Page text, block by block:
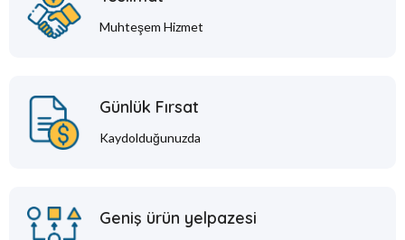
Muhteşem Hizmet
Günlük Fırsat
Kaydolduğunuzda
Geniş ürün yelpazesi